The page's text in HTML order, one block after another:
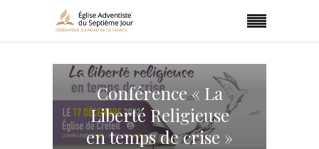
Conférence « La
Liberté Religieuse
en temps de crise »